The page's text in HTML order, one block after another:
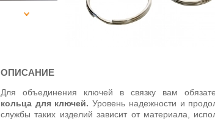
ОПИСАНИЕ
Для объединения ключей в связку вам
кольца для ключей.Уровень надежности и
службы таких изделий зависит от материала,